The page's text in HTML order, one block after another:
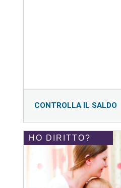
CONTROLLA IL SALDO
HO DIRITTO?